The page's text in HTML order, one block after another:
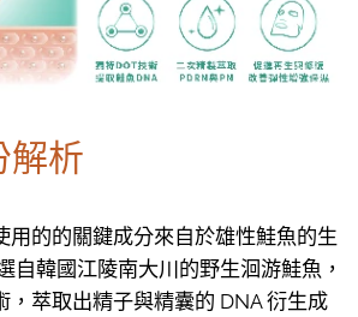
解析
用的的關鍵成分來自於雄性鮭魚的生
自韓國江陵南大川的野生洄游鮭魚，
，萃取出精子與精囊的 DNA 衍生成